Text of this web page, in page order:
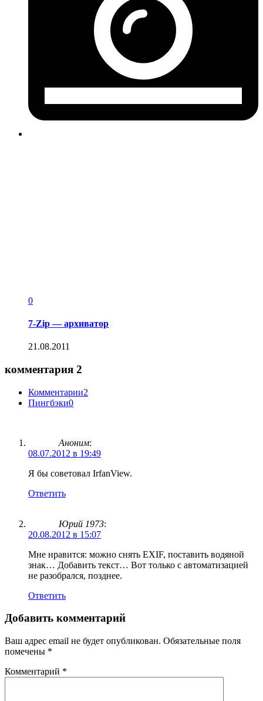
0
7-Zip — архиватор
21.08.2011
комментария 2
Комментарии2
Пингбэки0
Аноним:
08.07.2012 в 19:49
Я бы советовал IrfanView.
Ответить
Юрий 1973:
20.08.2012 в 15:07
Мне нравится: можно снять EXIF, поставить водяной
знак… Добавить текст… Вот только с автоматизацией
не разобрался, позднее.
Ответить
Добавить комментарий
Ваш адрес email не будет опубликован. Обязательные поля
помечены *
Комментарий *